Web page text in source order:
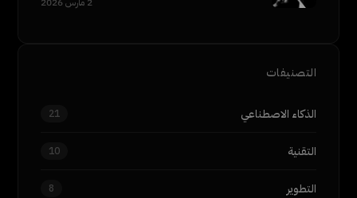
التصنيفات
الذكاء الاصطناعي 21
التقنية 10
التطوير 8